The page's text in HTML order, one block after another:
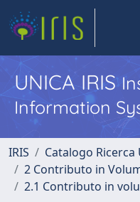
UNICA IRIS
Information
IRIS
Catalogo
2 Contributo in
2.1 Contributo in